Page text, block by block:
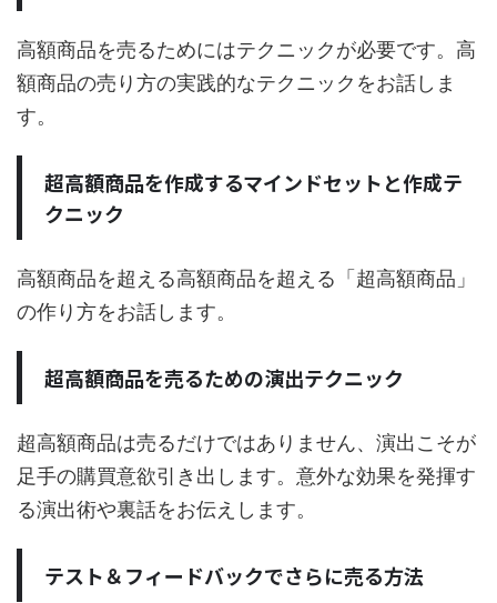
高額商品を売るためにはテクニックが必要です。高
額商品の売り方の実践的なテクニックをお話しま
す。
超高額商品を作成するマインドセットと作成テ
クニック
高額商品を超える高額商品を超える「超高額商品」
の作り方をお話します。
超高額商品を売るための演出テクニック
超高額商品は売るだけではありません、演出こそが
足手の購買意欲引き出します。意外な効果を発揮す
る演出術や裏話をお伝えします。
テスト＆フィードバックでさらに売る方法